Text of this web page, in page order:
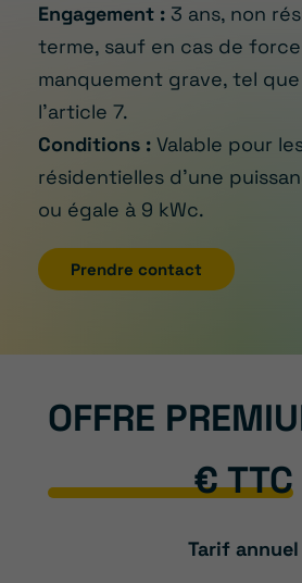
Engagement : 3 ans, non
terme, sauf en cas de
manquement grave, tel
l’article 7.
Conditions : Valable pour
résidentielles d’une
ou égale à 9 kWc.
Prendre contact
OFFRE
€ TTC
Tarif annuel